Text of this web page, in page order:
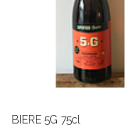
BIERE 5G 75cl